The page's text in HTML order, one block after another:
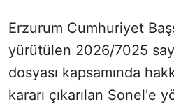
Erzurum Cumhuriyet
yürütülen 2026/7025
dosyası kapsamında
kararı çıkarılan Sonel'e